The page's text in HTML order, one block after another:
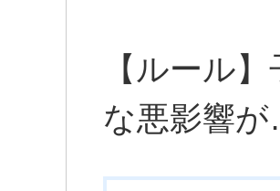
【ルール
な悪影響